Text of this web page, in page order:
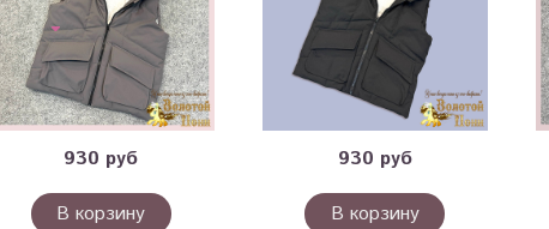
930 руб
В корзину
930 руб
В корзину